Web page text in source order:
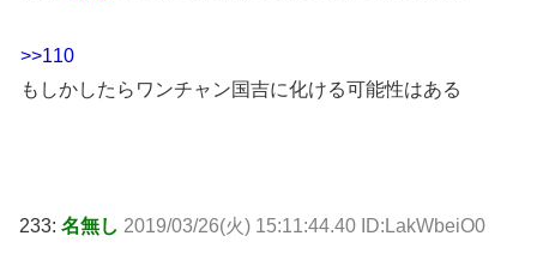
>>110
もしかしたらワンチャン国吉に化ける可能性はある
233: 名無し 2019/03/26(火) 15:11:44.40 ID:LakWbeiO0